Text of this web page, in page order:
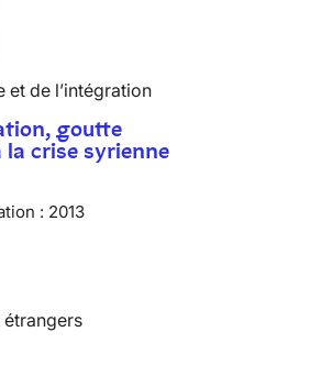
et de l’intégration
goutte
la crise syrienne
: 2013
étrangers